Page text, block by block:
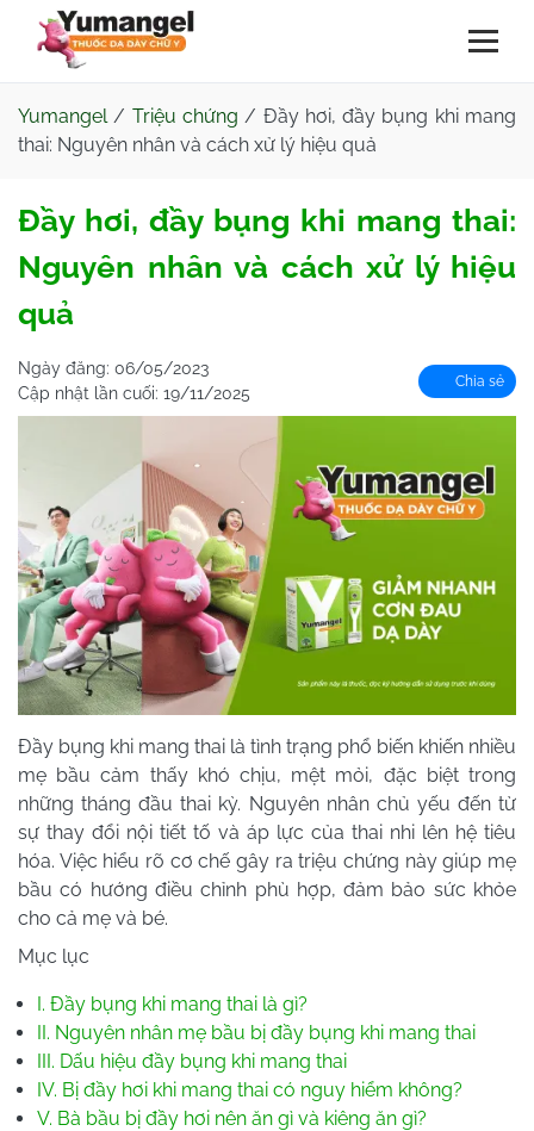
Yumangel/ Triệu chứng / Đầy hơi, đầy bụng khi mang
thai: Nguyên nhân và cách xử lý hiệu quả
Đầy hơi, đầy bụng khi mang thai:
Nguyên nhân và cách xử lý hiệu
quả
Ngày đăng: 06/05/2023
Cập nhật lần cuối: 19/11/2025
Chia sẻ
Đầy bụng khi mang thai là tình trạng phổ biến khiến nhiều
mẹ bầu cảm thấy khó chịu, mệt mỏi, đặc biệt trong
những tháng đầu thai kỳ. Nguyên nhân chủ yếu đến từ
sự thay đổi nội tiết tố và áp lực của thai nhi lên hệ tiêu
hóa. Việc hiểu rõ cơ chế gây ra triệu chứng này giúp mẹ
bầu có hướng điều chỉnh phù hợp, đảm bảo sức khỏe
cho cả mẹ và bé.
Mục lục
I. Đầy bụng khi mang thai là gì?
II. Nguyên nhân mẹ bầu bị đầy bụng khi mang thai
III. Dấu hiệu đầy bụng khi mang thai
IV. Bị đầy hơi khi mang thai có nguy hiểm không?
V. Bà bầu bị đầy hơi nên ăn gì và kiêng ăn gì?